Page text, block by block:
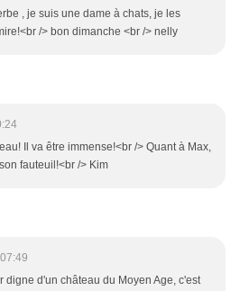
, je suis une dame à chats, je les
/> bon dimanche <br /> nelly
Il va être immense!<br /> Quant à Max,
fauteuil!<br /> Kim
digne d'un château du Moyen Age, c'est